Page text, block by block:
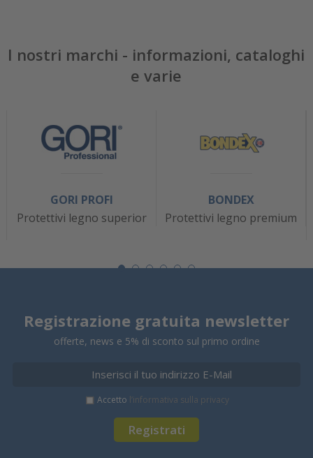
I nostri marchi - informazioni, cataloghi
e varie
GORI PROFI
Protettivi legno superior
BONDEX
Protettivi legno premium
Registrazione gratuita newsletter
offerte, news e 5% di sconto sul primo ordine
Registrati
Accetto l’informativa sulla privacy